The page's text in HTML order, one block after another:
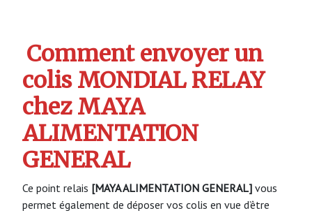
Comment envoyer un
colis MONDIAL RELAY
chez MAYA
ALIMENTATION
GENERAL
Ce point relais [MAYA ALIMENTATION GENERAL] vous
permet également de déposer vos colis en vue d’être